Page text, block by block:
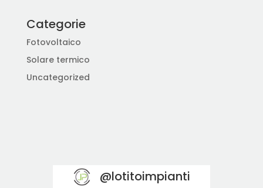
Categorie
Fotovoltaico
Solare termico
Uncategorized
@lotitoimpianti